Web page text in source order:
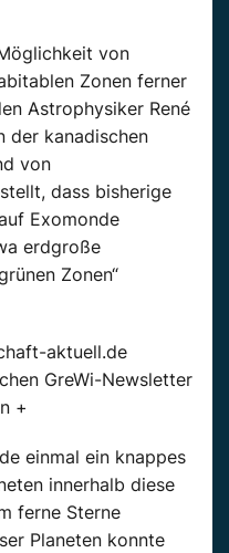
von
Zonen ferner
Astrophysiker René
der kanadischen
von
dass bisherige
Exomonde
erdgroße
Zonen“
aktuell.de
GreWi-Newsletter
+
einmal ein knappes
innerhalb diese
ferne Sterne
Planeten konnte